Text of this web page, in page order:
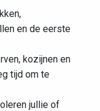
en de eerste
kozijnen en
tijd om te
jullie of